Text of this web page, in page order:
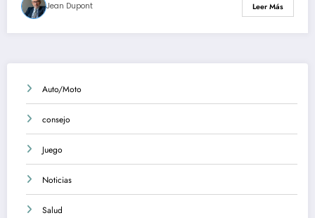
Jean Dupont Leer Más
Auto/Moto
consejo
Juego
Noticias
Salud